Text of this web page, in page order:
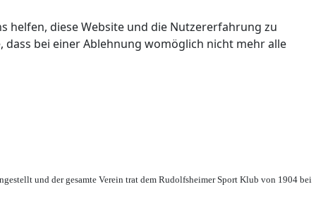
helfen, diese Website und die Nutzererfahrung zu
dass bei einer Ablehnung womöglich nicht mehr alle
und der gesamte Verein trat dem Rudolfsheimer Sport Klub von 1904 bei